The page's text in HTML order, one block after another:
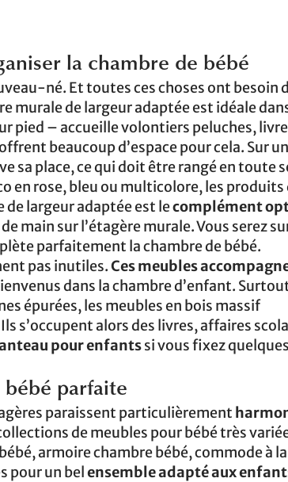
la chambre de bébé
né. Et toutes ces choses ont besoin
murale de largeur adaptée est idéale
pied – accueille volontiers peluches,
beaucoup d’espace pour cela. Sur
sa place, ce qui doit être rangé en toute
en rose, bleu ou multicolore, les produits
largeur adaptée est lecomplément
main sur l’étagère murale. Vous serez
parfaitement la chambre de bébé.
pas inutiles.Ces meubles
dans la chambre d’enfant.
épurées, les meubles en bois massif
s’occupent alors des livres, affaires
pour enfantssi vous fixez quelques
parfaite
paraissent particulièrement
de meubles pour bébé très
armoire chambre bébé, commode à
pour un belensemble adapté aux